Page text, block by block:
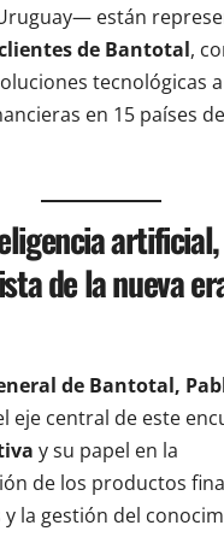
están
de Bantotal,
tecnológicas
en 15 países
artificial,
de la nueva
de Bantotal,
eje central de este
y su papel en la
de los productos
la gestión del